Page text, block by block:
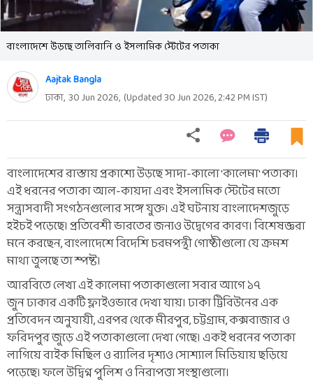
বাংলাদেশে উড়ছে তালিবানি ও ইসলামিক স্টেটের পতাকা
Aajtak Bangla
ঢাকা, 30 Jun 2026, (Updated30 Jun 2026, 2:42 PMIST)
বাংলাদেশের রাস্তায় প্রকাশ্যে উড়ছে সাদা-কালো 'কালেমা' পতাকা।
এই ধরনের পতাকা আল-কায়দা এবং ইসলামিক স্টেটের মতো
সন্ত্রাসবাদী সংগঠনগুলোর সঙ্গে যুক্ত। এই ঘটনায় বাংলাদেশজুড়ে
হইচই পড়েছে। প্রতিবেশী ভারতের জন্যও উদ্বেগের কারণ। বিশেষজ্ঞরা
মনে করছেন, বাংলাদেশে বিদেশি চরমপন্থী গোষ্ঠীগুলো যে ক্রমশ
মাথা তুলছে তা স্পষ্ট।
আরবিতে লেখা এই কালেমা পতাকাগুলো সবার আগে ১৭
জুন ঢাকার একটি ফ্লাইওভারে দেখা যায়। ঢাকা ট্রিবিউনের এক
প্রতিবেদন অনুযায়ী, এরপর থেকে মীরপুর, চট্টগ্রাম, কক্সবাজার ও
ফরিদপুর জুড়ে এই পতাকাগুলো দেখা গেছে। একই ধরনের পতাকা
লাগিয়ে বাইক মিছিল ও র‍্যালির দৃশ্যও সোশ্যাল মিডিয়ায় ছড়িয়ে
পড়েছে। ফলে উদ্বিগ্ন পুলিশ ও নিরাপত্তা সংস্থাগুলো।